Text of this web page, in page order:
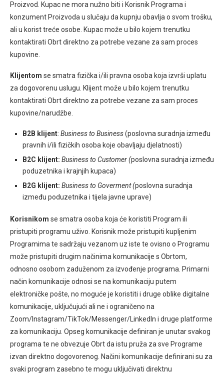
Proizvod. Kupac ne mora nužno biti i Korisnik Programa i
konzument Proizvoda u slučaju da kupnju obavlja o svom trošku,
ali u korist treće osobe. Kupac može u bilo kojem trenutku
kontaktirati Obrt direktno za potrebe vezane za sam proces
kupovine.
Klijentom se smatra fizička i/ili pravna osoba koja izvrši uplatu
za dogovorenu uslugu. Klijent može u bilo kojem trenutku
kontaktirati Obrt direktno za potrebe vezane za sam proces
kupovine/narudžbe.
B2B klijent: Business to Business(poslovna suradnja između
pravnih i/ili fizičkih osoba koje obavljaju djelatnosti)
B2C klijent: Business to Customer (poslovna suradnja između
poduzetnika i krajnjih kupaca)
B2G klijent: Business to Goverment (poslovna suradnja
između poduzetnika i tijela javne uprave)
Korisnikom se smatra osoba koja će koristiti Program ili
pristupiti programu uživo. Korisnik može pristupiti kupljenim
Programima te sadržaju vezanom uz iste te ovisno o Programu
može pristupiti drugim načinima komunikacije s Obrtom,
odnosno osobom zaduženom za izvođenje programa. Primarni
način komunikacije odnosi se na komunikaciju putem
elektroničke pošte, no moguće je koristiti i druge oblike digitalne
komunikacije, uključujući ali ne i ograničeno na
Zoom/Instagram/TikTok/Messenger/LinkedIn i druge platforme
za komunikaciju. Opseg komunikacije definiran je unutar svakog
programa te ne obvezuje Obrt da istu pruža za sve Programe
izvan direktno dogovorenog. Načini komunikacije definirani su za
svaki program zasebno te mogu uključivati direktnu